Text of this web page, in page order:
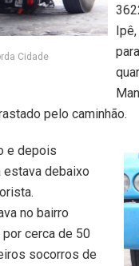
Cidade
pelo caminhão.
e depois
debaixo
no bairro
cerca de 50
socorros de